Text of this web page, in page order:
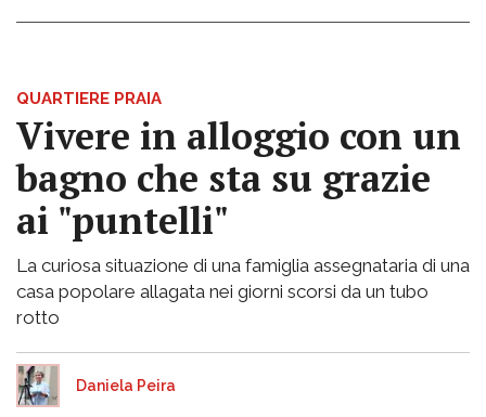
QUARTIERE PRAIA
Vivere in alloggio con un
bagno che sta su grazie
ai "puntelli"
La curiosa situazione di una famiglia assegnataria di una
casa popolare allagata nei giorni scorsi da un tubo
rotto
Daniela Peira